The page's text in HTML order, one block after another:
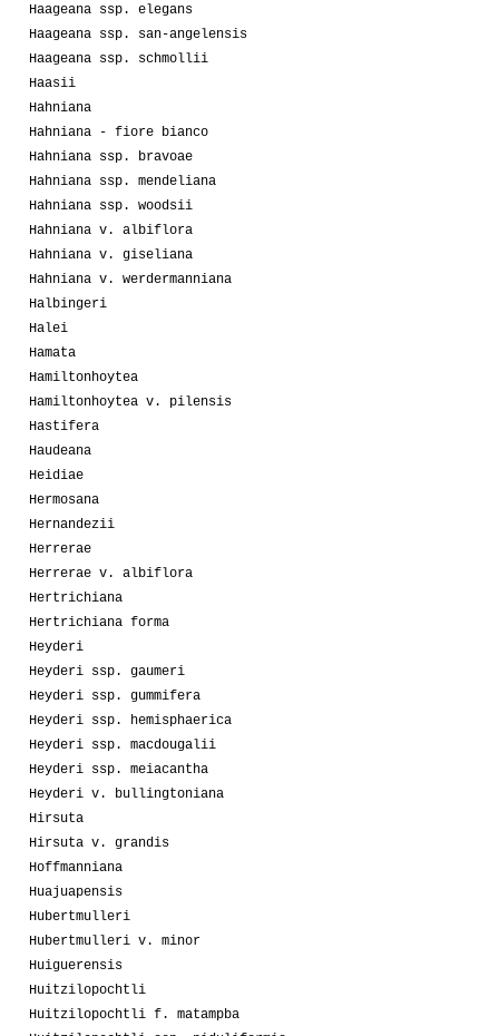
Haageana ssp. elegans
Haageana ssp. san-angelensis
Haageana ssp. schmollii
Haasii
Hahniana
Hahniana - fiore bianco
Hahniana ssp. bravoae
Hahniana ssp. mendeliana
Hahniana ssp. woodsii
Hahniana v. albiflora
Hahniana v. giseliana
Hahniana v. werdermanniana
Halbingeri
Halei
Hamata
Hamiltonhoytea
Hamiltonhoytea v. pilensis
Hastifera
Haudeana
Heidiae
Hermosana
Hernandezii
Herrerae
Herrerae v. albiflora
Hertrichiana
Hertrichiana forma
Heyderi
Heyderi ssp. gaumeri
Heyderi ssp. gummifera
Heyderi ssp. hemisphaerica
Heyderi ssp. macdougalii
Heyderi ssp. meiacantha
Heyderi v. bullingtoniana
Hirsuta
Hirsuta v. grandis
Hoffmanniana
Huajuapensis
Hubertmulleri
Hubertmulleri v. minor
Huiguerensis
Huitzilopochtli
Huitzilopochtli f. matampba